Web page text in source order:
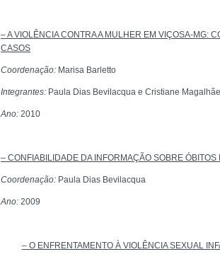
– A VIOLÊNCIA CONTRA A MULHER EM VIÇOSA-MG:
CASOS
Coordenação: Marisa Barletto
Integrantes: Paula Dias Bevilacqua e Cristiane
Ano: 2010
– CONFIABILIDADE DA INFORMAÇÃO SOBRE
Coordenação: Paula Dias Bevilacqua
Ano: 2009
– O ENFRENTAMENTO À VIOLÊNCIA SEXUAL